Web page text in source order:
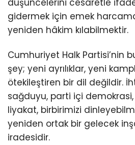
düşüncelerini cesaretle
gidermek için emek
yeniden hâkim kılabilmektir.
Cumhuriyet Halk Partisi’nin
şey; yeni ayrılıklar, yeni
ötekileştiren bir dil değildir.
sağduyu, parti içi
liyakat, birbirimizi
yeniden ortak bir gelecek
iradesidir.